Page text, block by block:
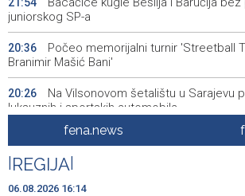
21:54
juniorskog SP-a
20:36
Počeo memorijalni turnir 'Streetball
Branimir Mašić Bani'
20:26
Na Vilsonovom šetalištu u Sarajevu
luksuznih i sportskih automobila
Announcement of events for Friday,
19:55
Drugi Festival bakri okupio mještane
Livna
fena.news
REGIJA
06.08.2026 16:14